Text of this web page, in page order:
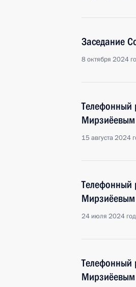
Заседание
8 октября 2024
Телефонный
Мирзиёевым
15 августа 2024
Телефонный
Мирзиёевым
24 июля 2024
Телефонный
Мирзиёевым